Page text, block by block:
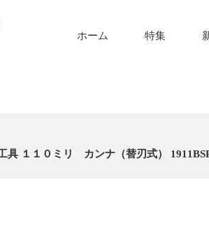
ホーム 特集
具 １１０ミリ カンナ（替刃式）